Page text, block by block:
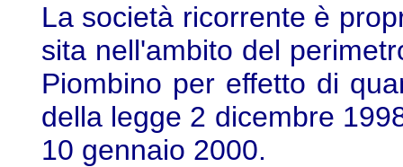
La società ricorrente è
sita nell'ambito del
Piombino per effetto di
della legge 2 dicembre
10 gennaio 2000.